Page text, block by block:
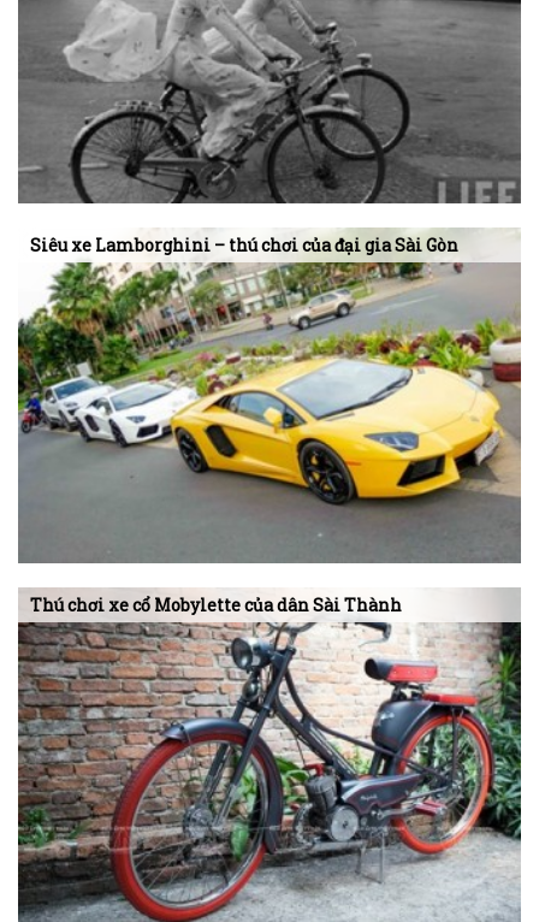
Siêu xe Lamborghini – thú chơi của đại gia Sài Gòn
Thú chơi xe cổ Mobylette của dân Sài Thành